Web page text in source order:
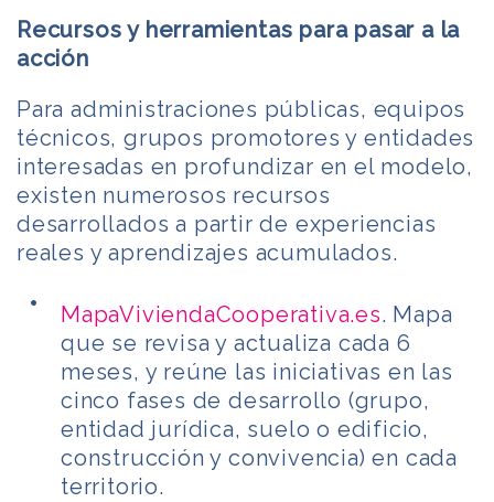
Recursos y herramientas para pasar a la
acción
Para administraciones públicas, equipos
técnicos, grupos promotores y entidades
interesadas en profundizar en el modelo,
existen numerosos recursos
desarrollados a partir de experiencias
reales y aprendizajes acumulados.
MapaViviendaCooperativa.es. Mapa
que se revisa y actualiza cada 6
meses, y reúne las iniciativas en las
cinco fases de desarrollo (grupo,
entidad jurídica, suelo o edificio,
construcción y convivencia) en cada
territorio.